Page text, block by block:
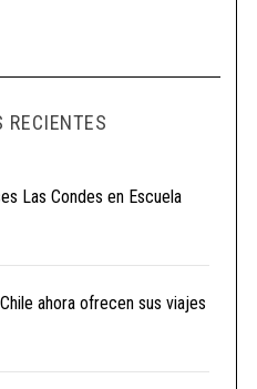
RECIENTES
Las Condes en Escuela
ahora ofrecen sus viajes